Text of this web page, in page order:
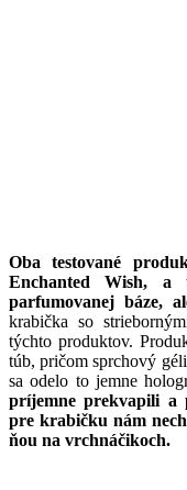
Oba testované
Enchanted Wish,
parfumovanej báze,
krabička so
týchto produktov.
túb, pričom sprchový
sa odelo to jemne
príjemne prekvapili a
pre krabičku nám
ňou na vrchnáčikoch.